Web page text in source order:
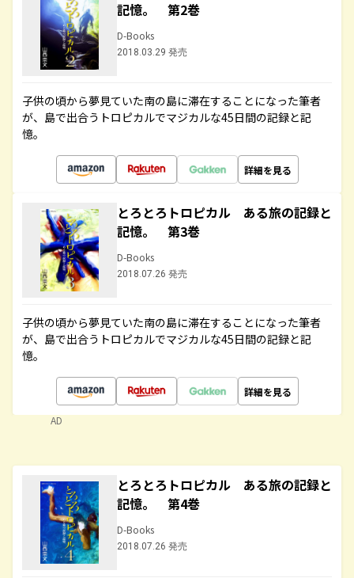
記憶。 第2巻
D-Books
2018.03.29 発売
子供の頃から夢見ていた南の島に滞在することになった筆者
が、島で出合うトロピカルでマジカルな45日間の記録と記
憶。
詳細を見る
とろとろトロピカル ある旅の記録と
記憶。 第3巻
D-Books
2018.07.26 発売
子供の頃から夢見ていた南の島に滞在することになった筆者
が、島で出合うトロピカルでマジカルな45日間の記録と記
憶。
詳細を見る
AD
とろとろトロピカル ある旅の記録と
記憶。 第4巻
D-Books
2018.07.26 発売